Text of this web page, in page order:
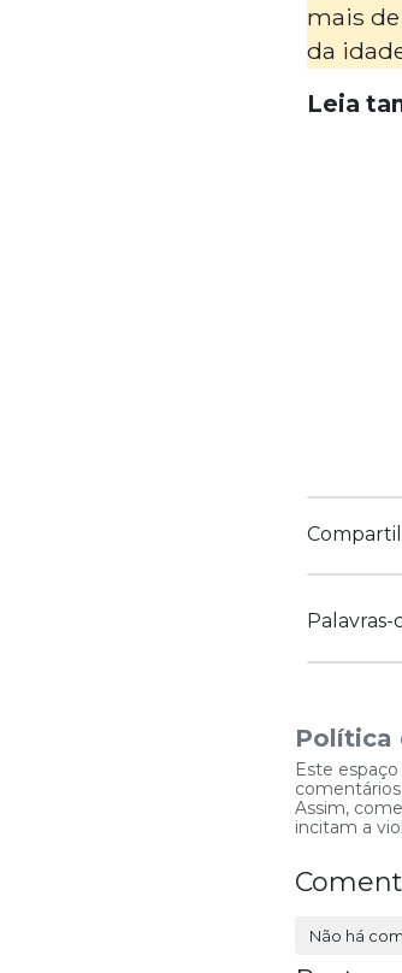
mais
da
Leia
Palavras-
Política
Este
Assim,
incitam a
Não há